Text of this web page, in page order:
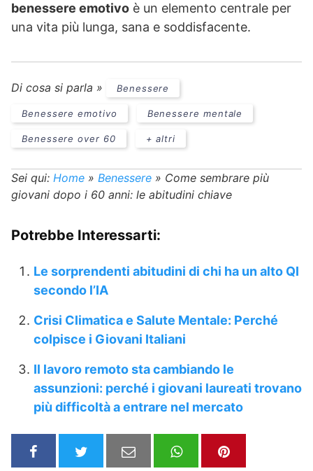
benessere emotivo è un elemento centrale per
una vita più lunga, sana e soddisfacente.
Di cosa si parla » Benessere
Benessere emotivo Benessere mentale
Benessere over 60 + altri
Sei qui: Home » Benessere » Come sembrare più
giovani dopo i 60 anni: le abitudini chiave
Potrebbe Interessarti:
Le sorprendenti abitudini di chi ha un alto QI
secondo l’IA
Crisi Climatica e Salute Mentale: Perché
colpisce i Giovani Italiani
Il lavoro remoto sta cambiando le
assunzioni: perché i giovani laureati trovano
più difficoltà a entrare nel mercato